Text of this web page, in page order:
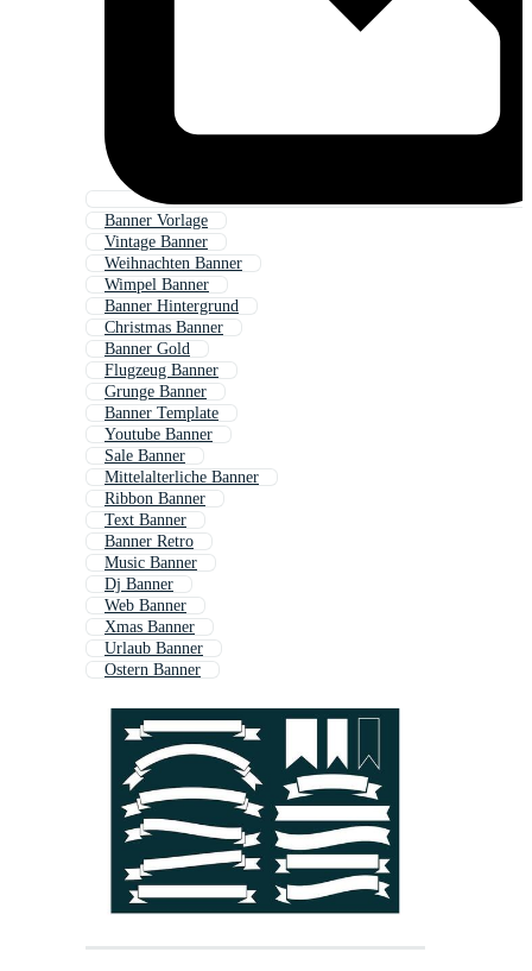
Banner Vorlage
Vintage Banner
Weihnachten Banner
Wimpel Banner
Banner Hintergrund
Christmas Banner
Banner Gold
Flugzeug Banner
Grunge Banner
Banner Template
Youtube Banner
Sale Banner
Mittelalterliche Banner
Ribbon Banner
Text Banner
Banner Retro
Music Banner
Dj Banner
Web Banner
Xmas Banner
Urlaub Banner
Ostern Banner